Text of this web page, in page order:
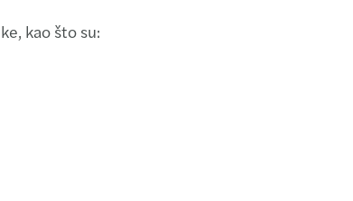
kao što su: